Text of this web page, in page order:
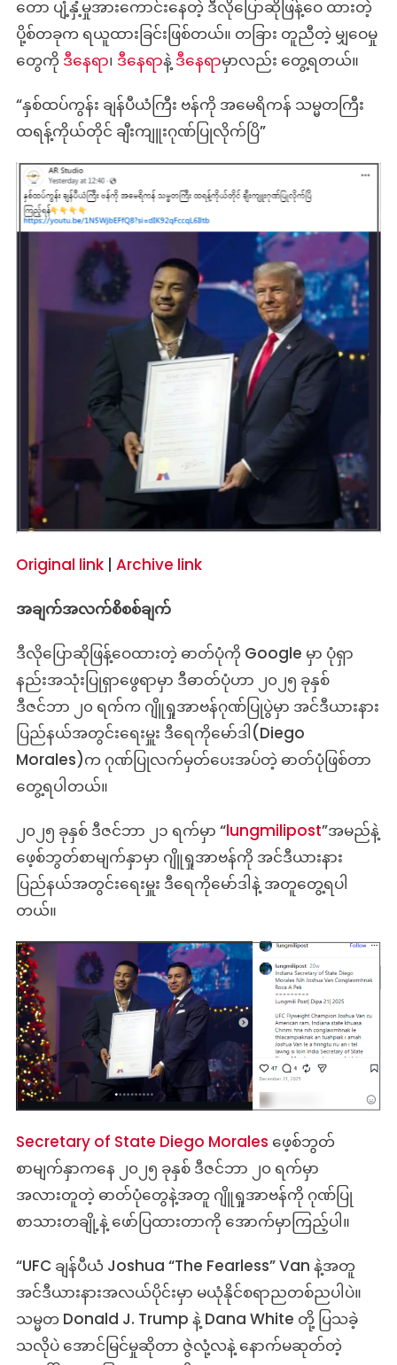
တော ပျံ့နှံ့မှုအား‌ကောင်းနေတဲ့ ဒီလိုပြောဆိုဖြန့်ဝေ ထားတဲ့
ပို့စ်တခုက ရယူထားခြင်းဖြစ်တယ်။ တခြား တူညီတဲ့ မျှဝေမှု
တွေကို ဒီနေရာ၊ ဒီနေရာနဲ့ ဒီနေရာမှာလည်း တွေ့ရတယ်။
“နှစ်ထပ်ကွန်း ချန်ပီယံကြီး ဗန်ကို အမေရိကန် သမ္မတကြီး
ထရန့်ကိုယ်တိုင် ချီးကျူးဂုဏ်ပြုလိုက်ပြိ”
Original link| Archive link
အချက်အလက်စိစစ်ချက်
ဒီလိုပြောဆိုဖြန့်ဝေထားတဲ့ ဓာတ်ပုံကို Google မှာ ပုံရှာ
နည်းအသုံးပြုရှာဖွေရာမှာ ဒီဓာတ်ပုံဟာ ၂၀၂၅ ခုနှစ်
ဒီဇင်ဘာ ၂၀ ရက်က ဂျိူရှုအာဗန်ဂုဏ်ပြုပွဲမှာ အင်ဒီယားနား
ပြည်နယ်အတွင်းရေးမှူး ဒီရေကိုမော်ဒါ(Diego
Morales)က ဂုဏ်ပြုလက်မှတ်ပေးအပ်တဲ့ ဓာတ်ပုံဖြစ်တာ
တွေ့ရပါတယ်။
၂၀၂၅ ခုနှစ် ဒီဇင်ဘာ ၂၁ ရက်မှာ “lungmilipost”အမည်နဲ့
ဖေ့စ်ဘွတ်စာမျက်နှာမှာ ဂျိူရှုအာဗန်ကို အင်ဒီယားနား
ပြည်နယ်အတွင်းရေးမှူး ဒီရေကိုမော်ဒါနဲ့ အတူတွေ့ရပါ
တယ်။
Secretary of State Diego Morales ဖေ့စ်ဘွတ်
စာမျက်နှာကနေ ၂၀၂၅ ခုနှစ် ဒီဇင်ဘာ ၂၀ ရက်မှာ
အလားတူတဲ့ ဓာတ်ပုံတွေနဲ့အတူ ဂျိူရှုအာဗန်ကို ဂုဏ်ပြု
စာသားတချို့နဲ့ ဖော်ပြထားတာကို အောက်မှာကြည့်ပါ။
“UFC ချန်ပီယံ Joshua “The Fearless” Van နဲ့အတူ
အင်ဒီယားနားအလယ်ပိုင်းမှာ မယုံနိုင်စရာညတစ်ညပါပဲ။
သမ္မတ Donald J. Trump နဲ့ Dana White တို့ ပြသခဲ့
သလိုပဲ အောင်မြင်မှုဆိုတာ ဇွဲလုံ့လနဲ့ နောက်မဆုတ်တဲ့